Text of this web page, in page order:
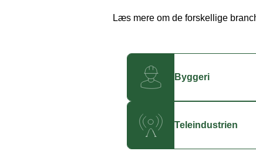
Læs mere om de forskellige
Byggeri
Teleindustrien